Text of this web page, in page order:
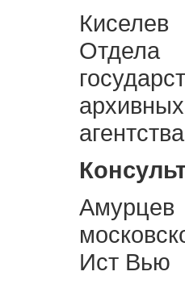
агентства
Амурцев
Ист Вью